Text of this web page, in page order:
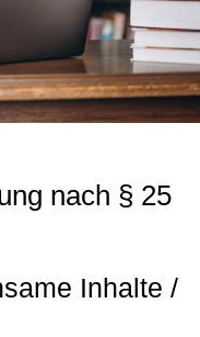
nach § 25
Inhalte /